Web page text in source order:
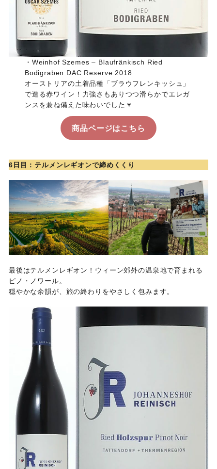
・Weinhof Szemes – Blaufränkisch Ried
Bodigraben DAC Reserve 2018
オーストリアの土着品種「ブラウフレンキッシュ」
で造る赤ワイン！力強さもありつつ滑らかでエレガ
ンスを兼ね備えた味わいでした🍷
商品ページはこちら
6日目：テルメンレギオンで締めくくり
最後はテルメンレギオン！ウィーン郊外の温泉地で育まれる
ピノ・ノワール。
穏やかな余韻が、旅の終わりをやさしく包みます。